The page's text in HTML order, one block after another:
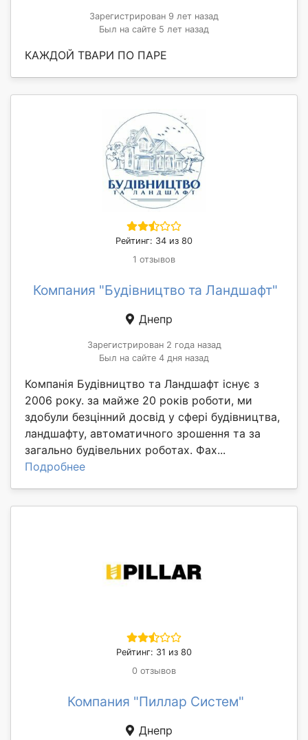
Зарегистрирован 9 лет назад
Был на сайте 5 лет назад
КАЖДОЙ ТВАРИ ПО ПАРЕ
Рейтинг: 34 из 80
1 отзывов
Компания "Будівництво та Ландшафт"
Днепр
Зарегистрирован 2 года назад
Был на сайте 4 дня назад
Компанія Будівництво та Ландшафт існує з
2006 року. за майже 20 років роботи, ми
здобули безцінний досвід у сфері будівництва,
ландшафту, автоматичного зрошення та за
загально будівельних роботах. Фах...
Подробнее
Рейтинг: 31 из 80
0 отзывов
Компания "Пиллар Систем"
Днепр